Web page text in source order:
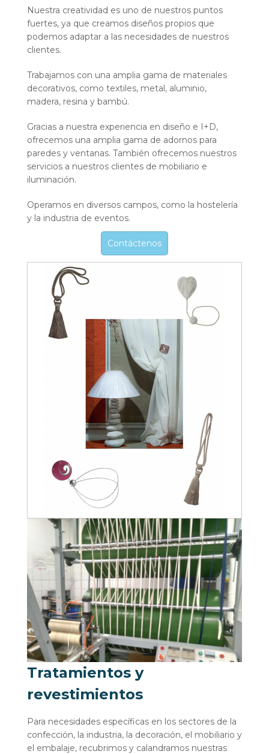
Nuestra creatividad es uno de nuestros puntos
fuertes, ya que creamos diseños propios que
podemos adaptar a las necesidades de nuestros
clientes.
Trabajamos con una amplia gama de materiales
decorativos, como textiles, metal, aluminio,
madera, resina y bambú.
Gracias a nuestra experiencia en diseño e I+D,
ofrecemos una amplia gama de adornos para
paredes y ventanas. También ofrecemos nuestros
servicios a nuestros clientes de mobiliario e
iluminación.
Operamos en diversos campos, como la hostelería
y la industria de eventos.
Contáctenos
Tratamientos y
revestimientos
Para necesidades específicas en los sectores de la
confección, la industria, la decoración, el mobiliario y
el embalaje, recubrimos y calandramos nuestras